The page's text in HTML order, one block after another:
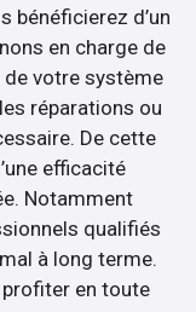
bénéficierez d’un
en charge de
de votre système
réparations ou
De cette
efficacité
Notamment
qualifiés
à long terme.
profiter en toute